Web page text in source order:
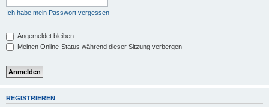
Ich habe mein Passwort vergessen
Angemeldet bleiben
Meinen Online-Status während dieser Sitzung verbergen
REGISTRIEREN